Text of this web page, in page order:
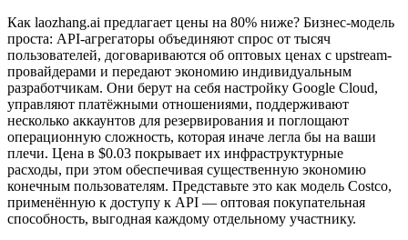
Как laozhang.ai предлагает цены на 80% ниже? Бизнес-модель
проста: API-агрегаторы объединяют спрос от тысяч
пользователей, договариваются об оптовых ценах с upstream-
провайдерами и передают экономию индивидуальным
разработчикам. Они берут на себя настройку Google Cloud,
управляют платёжными отношениями, поддерживают
несколько аккаунтов для резервирования и поглощают
операционную сложность, которая иначе легла бы на ваши
плечи. Цена в $0.03 покрывает их инфраструктурные
расходы, при этом обеспечивая существенную экономию
конечным пользователям. Представьте это как модель Costco,
применённую к доступу к API — оптовая покупательная
способность, выгодная каждому отдельному участнику.